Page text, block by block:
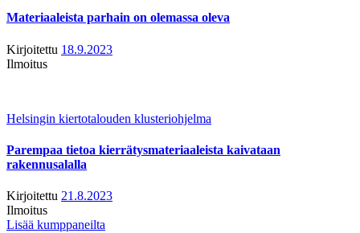
Materiaaleista parhain on olemassa oleva
Kirjoitettu 18.9.2023
Ilmoitus
Helsingin kiertotalouden klusteriohjelma
Parempaa tietoa kierrätysmateriaaleista kaivataan
rakennusalalla
Kirjoitettu 21.8.2023
Ilmoitus
Lisää kumppaneilta